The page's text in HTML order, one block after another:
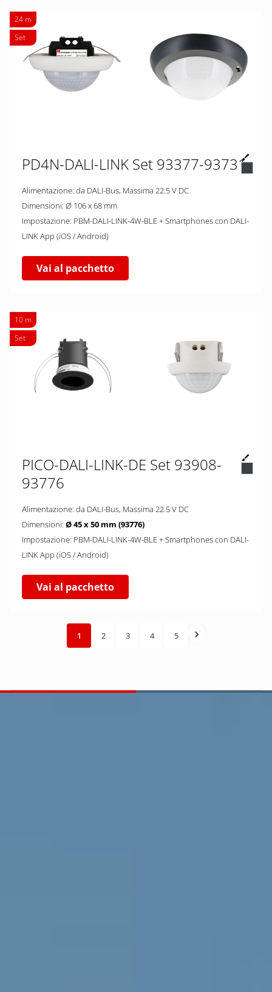
24 m
Set
PD4N-DALI-LINK Set 93377-93731
Alimentazione: da DALI-Bus, Massima 22.5 V DC
Dimensioni: Ø 106 x 68 mm
Impostazione: PBM-DALI-LINK-4W-BLE + Smartphones con DALI-
LINK App (iOS / Android)
Vai al pacchetto
10 m
Set
PICO-DALI-LINK-DE Set 93908-
93776
Alimentazione: da DALI-Bus, Massima 22.5 V DC
Dimensioni: Ø 45 x 50 mm (93776)
Impostazione: PBM-DALI-LINK-4W-BLE + Smartphones con DALI-
LINK App (iOS / Android)
Vai al pacchetto
1 2 3 4 5